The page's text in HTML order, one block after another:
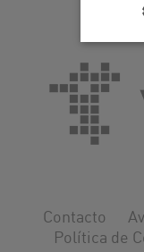
Contacto
Política de